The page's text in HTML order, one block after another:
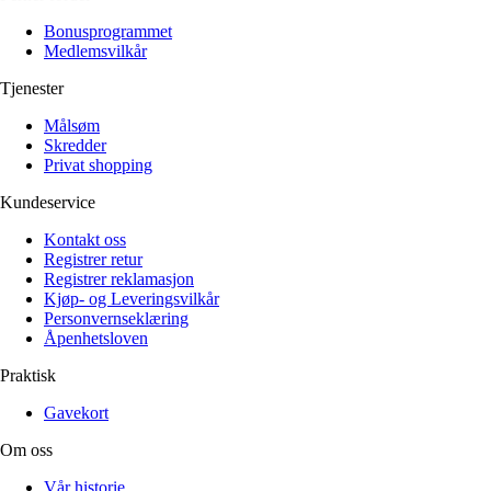
Klær
Reise
Informasjon
Tilbehør
Lukk
Alle artikler
Klær
Reise
Informasjon
Tilbehør
Målsøm
Lukk
Bonusprogrammet
Medlemsvilkår
Tjenester
Målsøm
Skredder
Privat shopping
Kundeservice
Kontakt oss
Registrer retur
Registrer reklamasjon
Kjøp- og Leveringsvilkår
Personvernseklæring
Åpenhetsloven
Praktisk
Gavekort
Om oss
Vår historie